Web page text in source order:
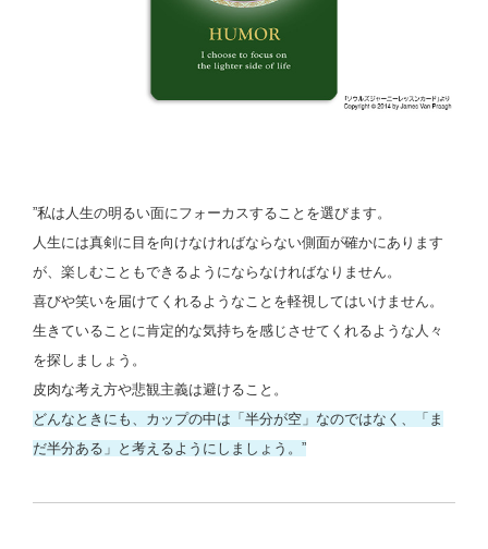
”私は人生の明るい面にフォーカスすることを選びます。
人生には真剣に目を向けなければならない側面が確かにあります
が、楽しむこともできるようにならなければなりません。
喜びや笑いを届けてくれるようなことを軽視してはいけません。
生きていることに肯定的な気持ちを感じさせてくれるような人々
を探しましょう。
皮肉な考え方や悲観主義は避けること。
どんなときにも、カップの中は「半分が空」なのではなく、「ま
だ半分ある」と考えるようにしましょう。”